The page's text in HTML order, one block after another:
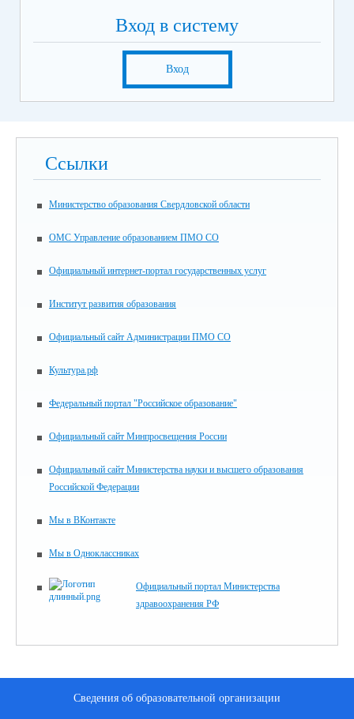
Вход в систему
Вход
Ссылки
Министерство образования Свердловской области
ОМС Управление образованием ПМО СО
Официальный интернет-портал государственных услуг
Институт развития образования
Официальный сайт Администрации ПМО СО
Культура.рф
Федеральный портал "Российское образование"
Официальный сайт Минпросвещения России
Официальный сайт Министерства науки и высшего образования
Российской Федерации
Мы в ВКонтакте
Мы в Одноклассниках
Официальный портал Министерства
здравоохранения РФ
Сведения об образовательной организации